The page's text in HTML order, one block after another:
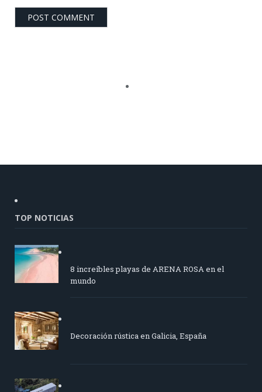
TOP NOTICIAS
8 increíbles playas de ARENA ROSA en el
mundo
Decoración rústica en Galicia, España